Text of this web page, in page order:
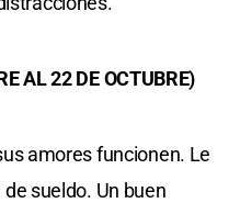
AL 22 DE OCTUBRE)
amores funcionen. Le
sueldo. Un buen